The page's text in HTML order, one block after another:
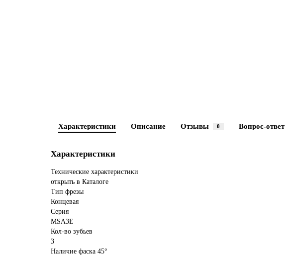
Характеристики Описание Отзывы 0 Вопрос-ответ
Характеристики
Технические характеристики
открыть в Каталоге
Тип фрезы
Концевая
Серия
MSA3E
Кол-во зубьев
3
Наличие фаска 45°